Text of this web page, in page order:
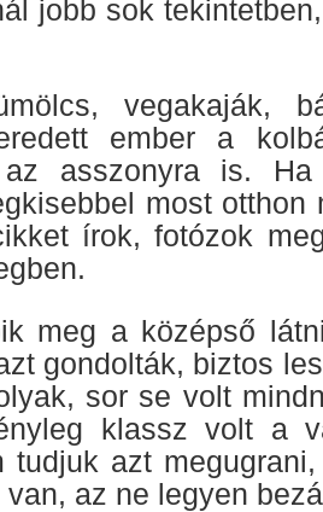
jobb sok
vegakaják,
ember a
asszonyra is.
most otthon
írok, fotózok
meg a középső
gondolták, biztos
sor se volt
klassz volt a
tudjuk azt
az ne legyen